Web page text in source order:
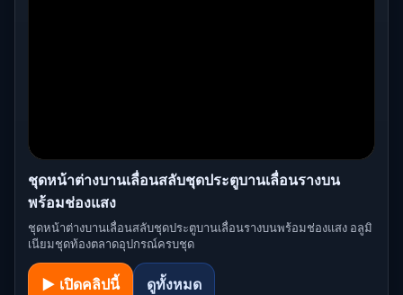
ชุดหน้าต่างบานเลื่อนสลับชุดประตูบานเลื่อนรางบน
พร้อมช่องแสง
ชุดหน้าต่างบานเลื่อนสลับชุดประตูบานเลื่อนรางบนพร้อมช่องแสง อลูมิ
เนียมชุดท้องตลาดอุปกรณ์ครบชุด
▶ เปิดคลิปนี้ ดูทั้งหมด